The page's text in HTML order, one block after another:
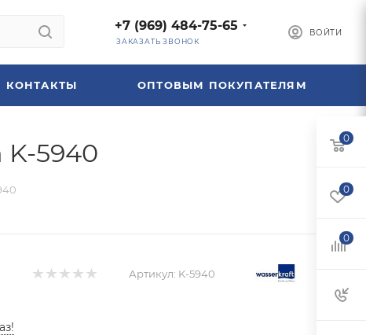
ВОЙТИ
+7 (969) 484-75-65
ЗАКАЗАТЬ ЗВОНОК
КОНТАКТЫ ОПТОВЫМ ПОКУПАТЕЛЯМ
K-5940
Артикул: K-5940
0
0
0